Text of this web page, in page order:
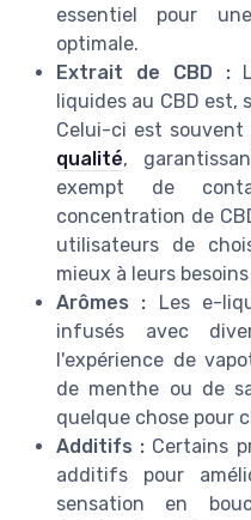
essentiel pour
optimale.
Extrait de CBD :
liquides au CBD est,
Celui-ci est souvent
qualité,
exempt de
concentration de
utilisateurs de
mieux à leurs
Arômes : Les e-
infusés avec
l'expérience de
de menthe ou de
quelque chose pour
Additifs : Certains
additifs pour
sensation en